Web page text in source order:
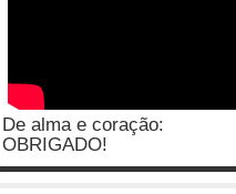
De alma e coração:
OBRIGADO!